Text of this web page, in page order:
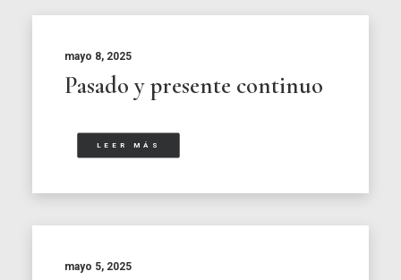
mayo 8, 2025
Pasado y presente continuo
LEER MÁS
mayo 5, 2025